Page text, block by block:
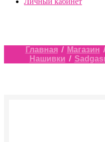
Главная / Магазин
Нашивки /